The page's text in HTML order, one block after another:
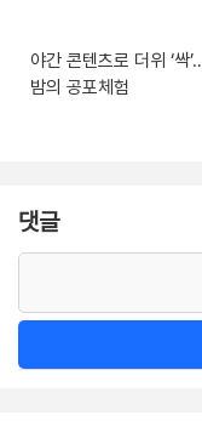
야간 콘텐츠로 더위 ‘싹
밤의 공포체험
댓글